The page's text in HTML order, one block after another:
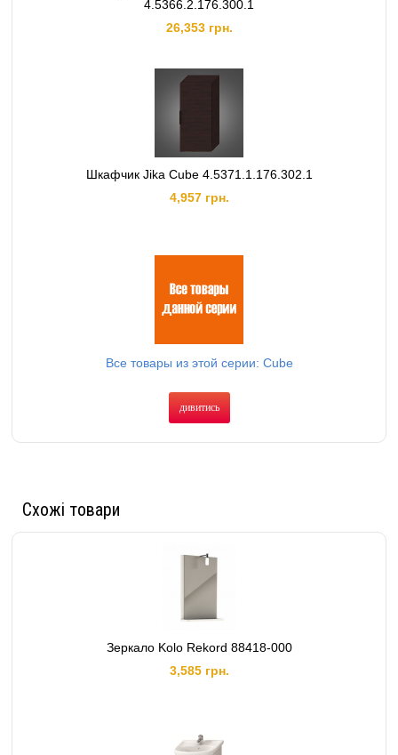
4.5366.2.176.300.1
26,353 грн.
Шкафчик Jika Cube 4.5371.1.176.302.1
4,957 грн.
Все товары из этой серии: Cube
дивитись
Схожі товари
Зеркало Kolo Rekord 88418-000
3,585 грн.